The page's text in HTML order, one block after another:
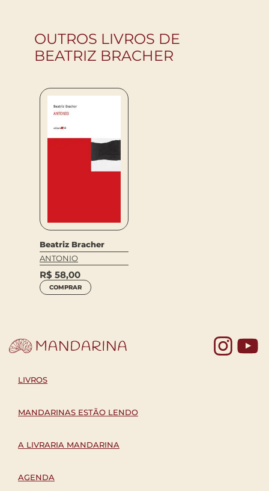
OUTROS LIVROS DE
BEATRIZ BRACHER
Beatriz Bracher
ANTONIO
R$ 58,00
COMPRAR
LIVROS
MANDARINAS ESTÃO LENDO
A LIVRARIA MANDARINA
AGENDA